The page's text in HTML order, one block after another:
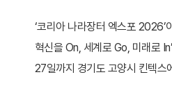
‘코리아 나라장터 엑스포 2026’
혁신을 On, 세계로 Go, 미래로
27일까지 경기도 고양시 킨텍스